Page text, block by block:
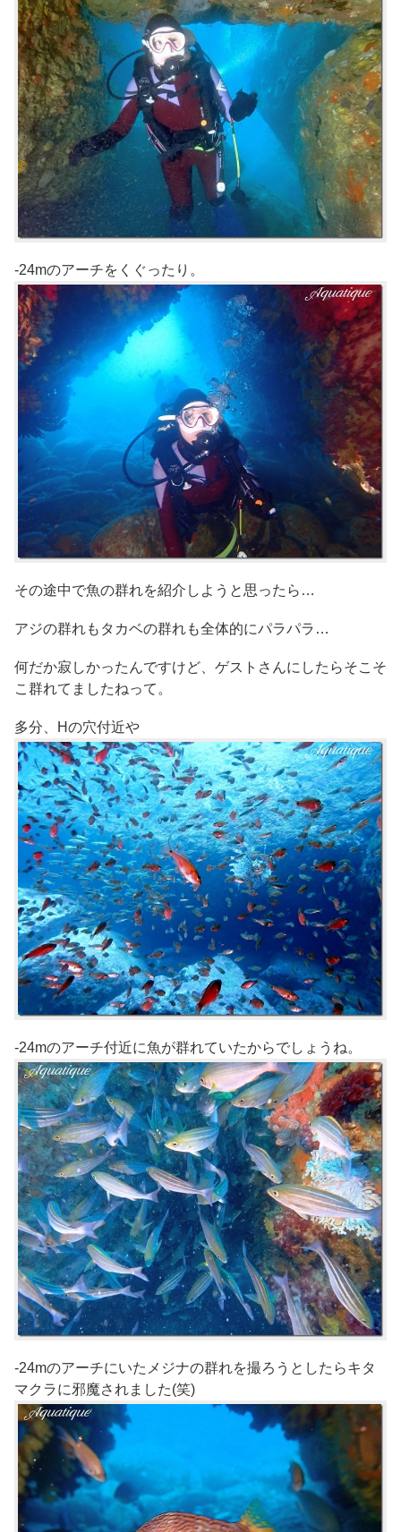
-24mのアーチをくぐったり。
その途中で魚の群れを紹介しようと思ったら…
アジの群れもタカベの群れも全体的にパラパラ…
何だか寂しかったんですけど、ゲストさんにしたらそこそ
こ群れてましたねって。
多分、Hの穴付近や
-24mのアーチ付近に魚が群れていたからでしょうね。
-24mのアーチにいたメジナの群れを撮ろうとしたらキタ
マクラに邪魔されました(笑)